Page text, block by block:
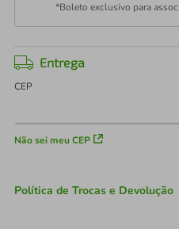
*Boleto exclusivo para
Entrega
CEP
Não sei meu CEP
Política de Trocas e Devolução